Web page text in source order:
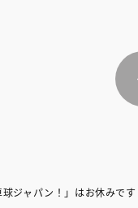
ジャパン！」はお休みです